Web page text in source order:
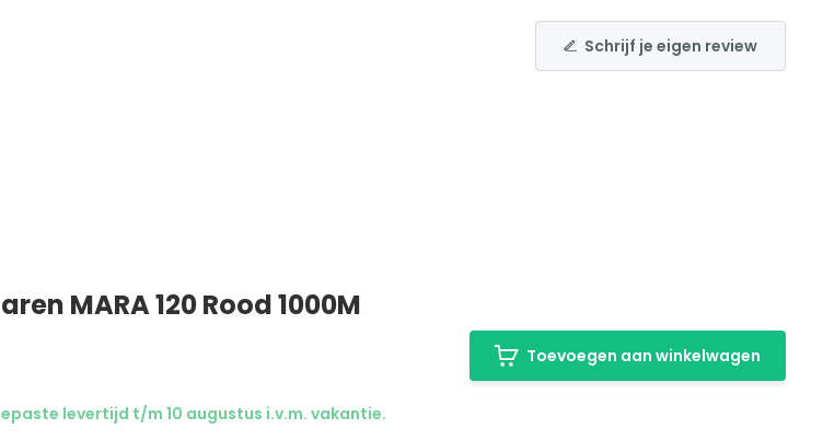
Schrijf je eigen review
MARA 120 Rood 1000M
levertijd t/m 10 augustus i.v.m. vakantie.
Toevoegen aan winkelwagen